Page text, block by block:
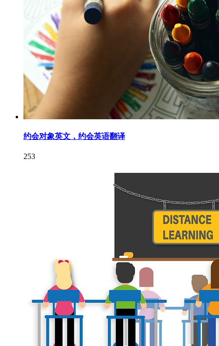
约会对象英文，约会英语翻译
253